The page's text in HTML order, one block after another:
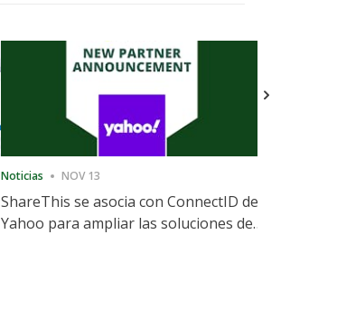
Noticias NOV 13
ShareThis se asocia con ConnectID de
Yahoo para ampliar las soluciones de